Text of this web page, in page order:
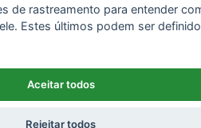
de rastreamento para entender
Estes últimos podem ser
Aceitar todos
Rejeitar todos